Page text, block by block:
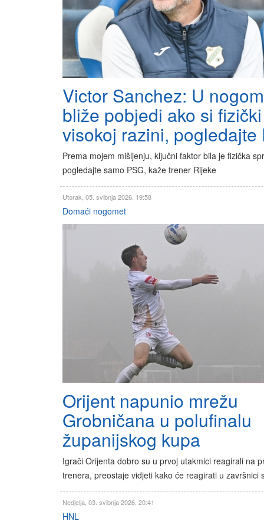
Victor Sanchez: U
bliže pobjedi ako si
visokoj razini, pogledajte
Prema mojem mišljenju, ključni faktor bila je fizička
pogledajte samo PSG, kaže trener Rijeke
Utorak, 05. svibnja 2026. 19:58
Domaći nogomet
Orijent napunio mrežu
Grobničana u polufinalu
županijskog kupa
Igrači Orijenta dobro su u prvoj utakmici reagirali na
trenera, preostaje vidjeti kako će reagirati u završnici
Nedjelja, 03. svibnja 2026. 20:41
HNL